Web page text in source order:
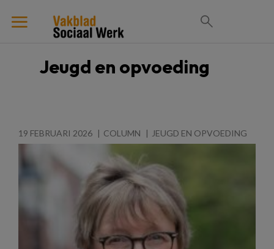
Jeugd en opvoeding
19 FEBRUARI 2026 COLUMN JEUGD EN OPVOEDING